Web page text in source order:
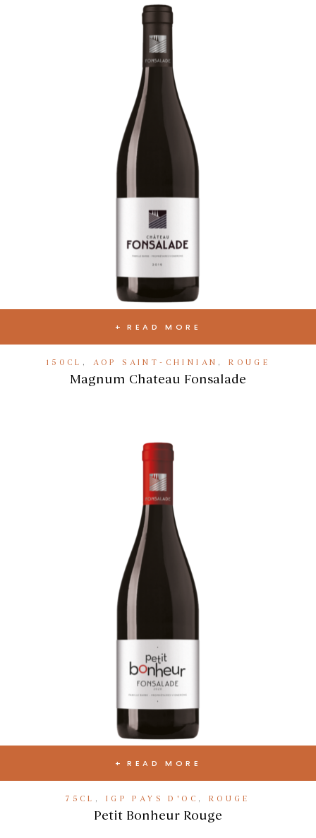
READ MORE
150CL , AOP SAINT-CHINIAN ,ROUGE
Magnum Chateau Fonsalade
READ MORE
75CL , IGP PAYS D'OC , ROUGE
Petit Bonheur Rouge